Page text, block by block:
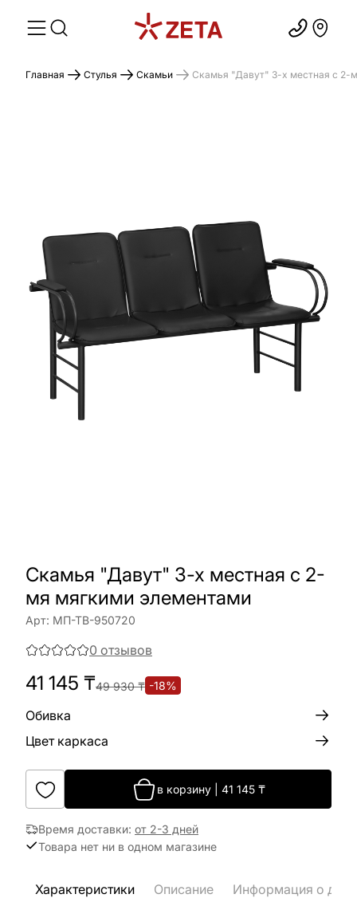
Главная Стулья Скамьи Скамья "Давут" 3-х местная с 2-
Скамья "Давут" 3-х местная с 2-
мя мягкими элементами
Арт: МП-ТВ-950720
0 отзывов
41 145 ₸49 930₸ -18%
Обивка
Цвет каркаса
в корзину| 41 145₸
Время доставки: от 2-3 дней
Товара нет ни в одном магазине
Характеристики Описание Информация о